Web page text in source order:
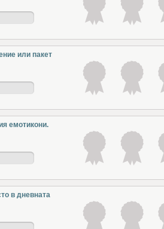
или пакет
емотикони.
в дневната